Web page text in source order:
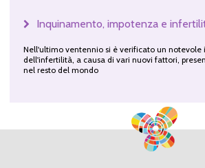
Inquinamento, impotenza e
Nell'ultimo ventennio si è verificato un notevole
dell'infertilità, a causa di vari nuovi fattori,
nel resto del mondo